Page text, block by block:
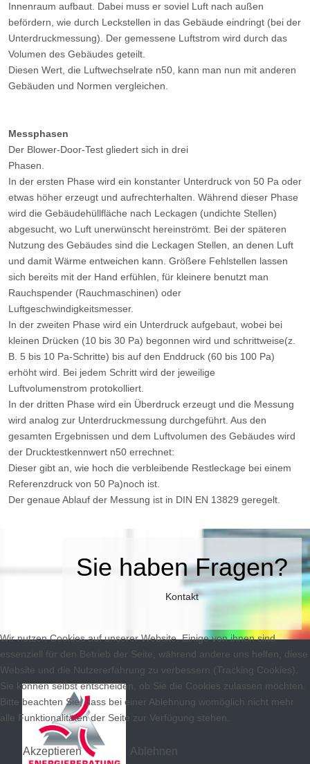
Innenraum aufbaut. Dabei muss er soviel Luft nach außen
befördern, wie durch Leckstellen in das Gebäude eindringt (bei der
Unterdruckmessung). Der gemessene Luftstrom wird durch das
Volumen des Gebäudes geteilt.
Diesen Wert, die Luftwechselrate n50, kann man nun mit anderen
Gebäuden und Normen vergleichen.
Messphasen
Der Blower-Door-Test gliedert sich in drei
Phasen.
In der ersten Phase wird ein konstanter Unterdruck von 50 Pa oder
etwas höher erzeugt und aufrechterhalten. Während dieser Phase
wird die Gebäudehüllfläche nach Leckagen (undichte Stellen)
abgesucht, wo Luft unerwünscht hereinströmt. Bei der späteren
Nutzung des Gebäudes sind die Leckagen Stellen, an denen Luft
und damit Wärme entweichen kann. Größere Fehlstellen lassen
sich bereits mit der Hand erfühlen, für kleinere benutzt man
Rauchspender (Rauchmaschinen) oder
Luftgeschwindigkeitsmesser.
In der zweiten Phase wird ein Unterdruck aufgebaut, wobei bei
kleinen Drücken (10 bis 30 Pa) begonnen wird und schrittweise(z.
B. 5 bis 10 Pa-Schritte) bis auf den Enddruck (60 bis 100 Pa)
erhöht wird. Bei jedem Schritt wird der jeweilige
Luftvolumenstrom protokolliert.
In der dritten Phase wird ein Überdruck erzeugt und die Messung
wird analog zur Unterdruckmessung durchgeführt. Aus den
gesamten Ergebnissen und dem Luftvolumen des Gebäudes wird
der Drucktestkennwert n50 errechnet:
Dieser gibt an, wie hoch die verbleibende Restleckage bei einem
Referenzdruck von 50 Pa)noch ist.
Der genaue Ablauf der Messung ist in DIN EN 13829 geregelt.
Sie haben Fragen?
Kontakt
Wir nutzen Cookies auf unserer Website. Einige von ihnen sind
essenziell für den Betrieb der Seite, während andere uns helfen, diese
Website und die Nutzererfahrung zu verbessern (Tracking Cookies).
Sie können selbst entscheiden, ob Sie die Cookies zulassen möchten.
Bitte beachten Sie, dass bei einer Ablehnung womöglich nicht mehr
alle Funktionalitäten der Seite zur Verfügung stehen.
Akzeptieren Ablehnen